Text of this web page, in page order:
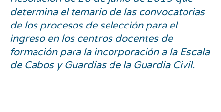
determina el temario de las convocatorias
de los procesos de selección para el
ingreso en los centros docentes de
formación para la incorporación a la Escala
de Cabos y Guardias de la Guardia Civil.